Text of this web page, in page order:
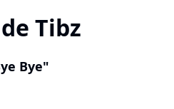
Tibz
Bye"